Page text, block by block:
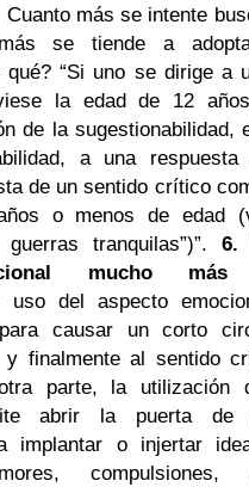
más se intente
se tiende a
qué? “Si uno se dirige a
la edad de 12
de la sugestionabilidad,
a una respuesta
de un sentido crítico
o menos de edad
tranquilas”)”.
6.
mucho
uso del aspecto
causar un corto
y finalmente al sentido
parte, la utilización
abrir la puerta de
implantar o injertar